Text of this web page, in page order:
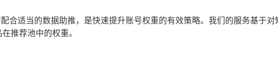
合适当的数据助推，是快速提升账号权重的有效策略。我们的服务基于对
推荐池中的权重。